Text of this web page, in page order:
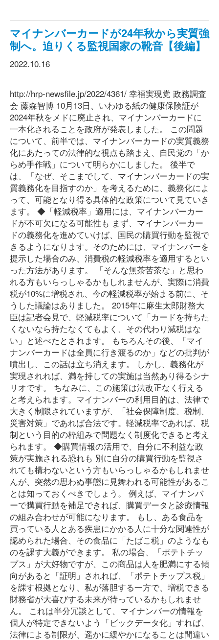
マイナンバーカードが24年秋から実質強
制へ。迫りくる監視国家の靴音【後編】
2022.10.16
http://hrp-newsfile.jp/2022/4361/ 幸福実現党 政務調査
会 藤森智博 10月13日、いわゆる紙の健康保険証が
2024年秋をメドに廃止され、マイナンバーカードに
一本化されることを政府が発表しました。 この問題
について、前半では、マイナンバーカードの実質義務
化にあたっての法律的な視点も踏まえ、自民党の「か
らめ手作戦」について明らかにしました。 後半で
は、「なぜ、そこまでして、マイナンバーカードの実
質義務化を目指すのか」を考えるために、義務化によ
って、可能となり得る具体的な政策について見ていき
ます。 ◆「軽減税率」適用には、マイナンバーカー
ドが不可欠になる可能性も まず、マイナンバーカー
ドの義務化を進めていけば、国民の購買行動を監視で
きるようになります。そのためには、マイナンバーを
提示した場合のみ、消費税の軽減税率を適用するとい
った方法があります。 「そんな無茶苦茶な」と思わ
れる方もいらっしゃるかもしれませんが、実際に消費
税が10%に増税され、今の軽減税率が始まる前に、そ
うした議論はありました。 2015年に麻生太郎財務大
臣は記者会見で、軽減税率について「カードを持ちた
くないなら持たなくてもよく、その代わり減税はな
い」と述べたとされます。 もちろんその後、「マイ
ナンバーカードは全員に行き渡るのか」などの批判が
噴出し、この話は立ち消えます。 しかし、義務化が
実現されれば、満を持しての実施は当然あり得るシナ
リオです。 ちなみに、この施策は法改正なく行える
と考えられます。マイナンバーの利用目的は、法律で
大きく制限されていますが、「社会保障制度、税制、
災害対策」であれば合法です。軽減税率であれば、税
制という目的の枠組みで問題なく制度化できると考え
られます。 ◆購買情報の活用で、自分に不利益な政
策が実施される恐れも 別に自分の購買行動を監視さ
れても構わないという方もいらっしゃるかもしれませ
んが、突然の思わぬ事態に見舞われる可能性があるこ
とは知っておくべきでしょう。 例えば、マイナンバ
ーで購買行動を補足できれば、購買データと診療情報
の組み合わせが可能になります。 もし、ある食品を
買っている人とある疾患にかかる人に十分な関連性が
認められた場合、その食品に「たばこ税」のようなも
のを課す大義ができます。 私の場合、「ポテトチッ
プス」が大好物ですが、この商品は人を肥満にする傾
向があると「証明」されれば、「ポテトチップス税」
を課す根拠となり、私が落胆する一方で、増税できる
財務省が大喜びする未来が待っているかもしれませ
ん。 これは半分冗談として、マイナンバーの情報を
個人が特定できないよう「ビックデータ化」すれば、
法律による制限が、遥かに緩やかになることは間違い